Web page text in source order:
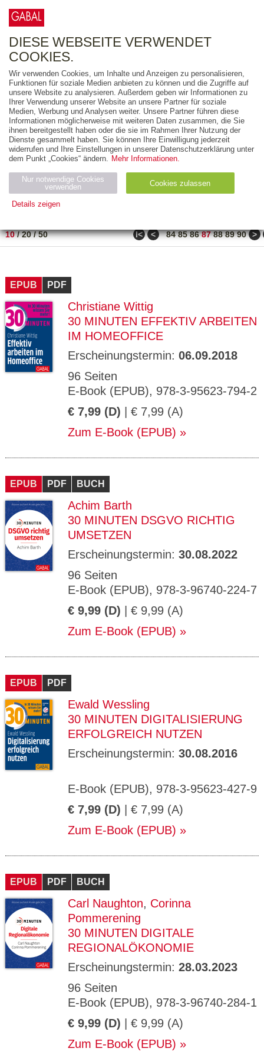
FREITEXT
AUSGABEART
AUS DER REIHE
ZUM THEMA
Neuerscheinung
Bestseller
PREIS
10/20/50 ǀ< < 84 85 86 87 88 89 90 >
EPUB PDF
Christiane Wittig
30 MINUTEN EFFEKTIV ARBEITEN
IM HOMEOFFICE
Erscheinungstermin: 06.09.2018
96 Seiten
E-Book (EPUB), 978-3-95623-794-2
€ 7,99 (D) | € 7,99 (A)
Zum E-Book (EPUB)
EPUB PDF BUCH
Achim Barth
30 MINUTEN DSGVO RICHTIG
UMSETZEN
Erscheinungstermin: 30.08.2022
96 Seiten
E-Book (EPUB), 978-3-96740-224-7
€ 9,99 (D) | € 9,99 (A)
Zum E-Book (EPUB)
EPUB PDF
Ewald Wessling
30 MINUTEN DIGITALISIERUNG
ERFOLGREICH NUTZEN
Erscheinungstermin: 30.08.2016
E-Book (EPUB), 978-3-95623-427-9
€ 7,99 (D) | € 7,99 (A)
Zum E-Book (EPUB)
EPUB PDF BUCH
Carl Naughton, Corinna
Pommerening
30 MINUTEN DIGITALE
REGIONALÖKONOMIE
Erscheinungstermin: 28.03.2023
96 Seiten
E-Book (EPUB), 978-3-96740-284-1
€ 9,99 (D) | € 9,99 (A)
Zum E-Book (EPUB)
DIESE WEBSEITE VERWENDET
COOKIES.
Wir verwenden Cookies, um Inhalte und Anzeigen zu personalisieren,
Funktionen für soziale Medien anbieten zu können und die Zugriffe auf
unsere Website zu analysieren. Außerdem geben wir Informationen zu
Ihrer Verwendung unserer Website an unsere Partner für soziale
Medien, Werbung und Analysen weiter. Unsere Partner führen diese
Informationen möglicherweise mit weiteren Daten zusammen, die Sie
ihnen bereitgestellt haben oder die sie im Rahmen Ihrer Nutzung der
Dienste gesammelt haben. Sie können Ihre Einwilligung jederzeit
widerrufen und Ihre Einstellungen in unserer Datenschutzerklärung unter
dem Punkt „Cookies“ ändern. Mehr Informationen.
Nur notwendige Cookies
verwenden
Cookies zulassen
Details zeigen
Name Zweck
ESSION
_ID
verlag.
de
GV_CO
OKIES
gabal-
Speichert den Zustimmungsstatus des
Benutzers für Cookies auf der aktuellen
Domäne.
ge
T
P